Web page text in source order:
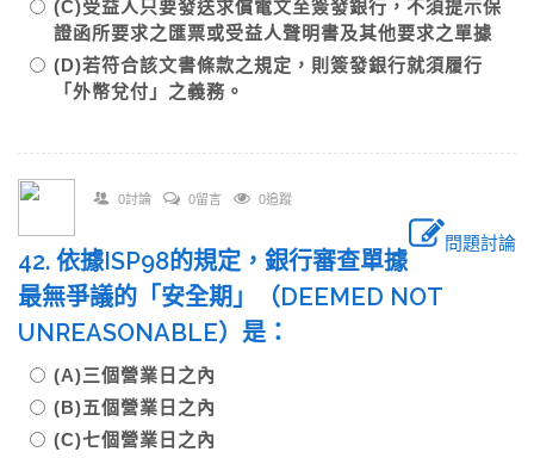
(C)受益人只要發送求償電文至簽發銀行，不須提示保
證函所要求之匯票或受益人聲明書及其他要求之單據
(D)若符合該文書條款之規定，則簽發銀行就須履行
「外幣兌付」之義務。
0討論 0留言 0追蹤
問題討論
42. 依據ISP98的規定，銀行審查單據
最無爭議的「安全期」（DEEMED NOT
UNREASONABLE）是：
(A)三個營業日之內
(B)五個營業日之內
(C)七個營業日之內